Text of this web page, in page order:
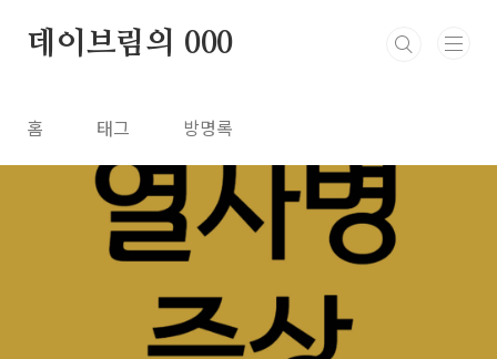
데이브림의 000
홈 태그 방명록